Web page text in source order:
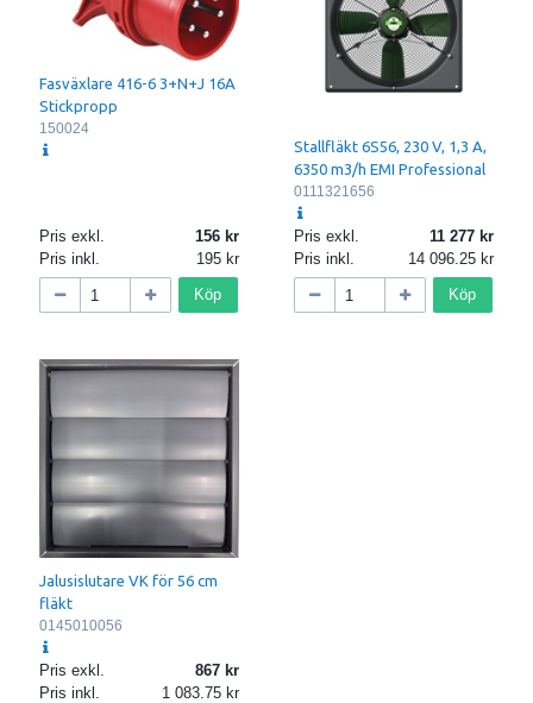
Fasväxlare 416-6 3+N+J 16A
Stickpropp
150024
Pris exkl.
156
Pris inkl.
195
Köp
Stallfläkt 6S56, 230 V, 1,3 A,
6350 m3/h EMI Professional
0111321656
Pris exkl.
11 277
Pris inkl.
14 096.25
Köp
Jalusislutare VK för 56 cm
fläkt
0145010056
Pris exkl.
867
Pris inkl.
1 083.75